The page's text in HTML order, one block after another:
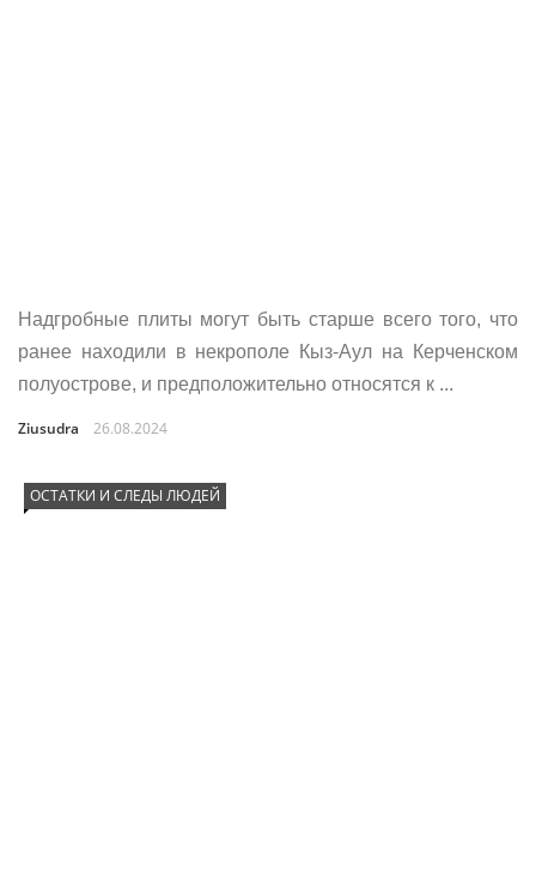
Надгробные плиты могут быть старше всего того, что
ранее находили в некрополе Кыз-Аул на Керченском
полуострове, и предположительно относятся к ...
Ziusudra 26.08.2024
ОСТАТКИ И СЛЕДЫ ЛЮДЕЙ